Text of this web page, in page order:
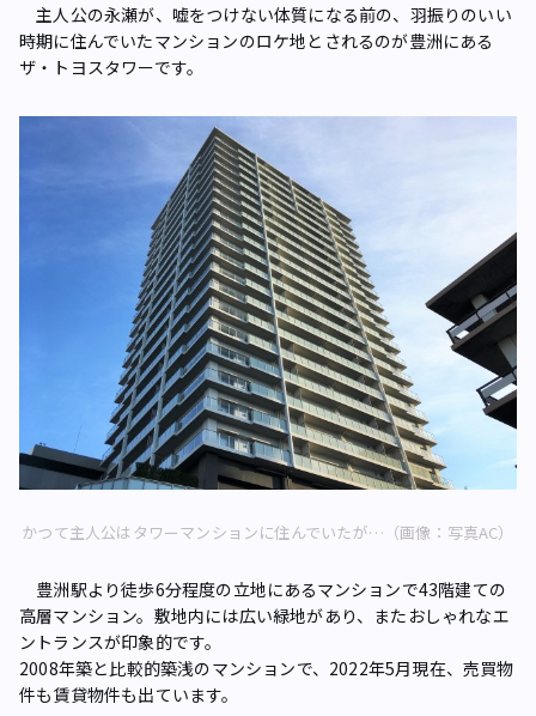
主人公の永瀬が、嘘をつけない体質になる前の、羽振りのいい
時期に住んでいたマンションのロケ地とされるのが豊洲にある
ザ・トヨスタワーです。
かつて主人公はタワーマンションに住んでいたが…（画像：写真AC）
豊洲駅より徒歩6分程度の立地にあるマンションで43階建ての
高層マンション。敷地内には広い緑地があり、またおしゃれなエ
ントランスが印象的です。
2008年築と比較的築浅のマンションで、2022年5月現在、売買物
件も賃貸物件も出ています。